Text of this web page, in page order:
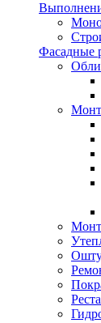
Фасадные